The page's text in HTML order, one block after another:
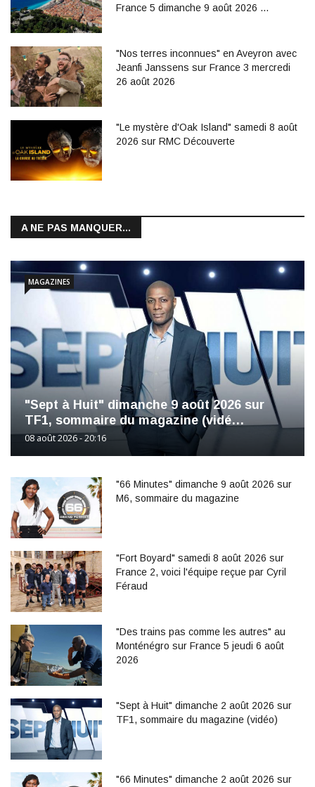
France 5 dimanche 9 août 2026 …
"Nos terres inconnues" en Aveyron avec
Jeanfi Janssens sur France 3 mercredi
26 août 2026
"Le mystère d'Oak Island" samedi 8 août
2026 sur RMC Découverte
A NE PAS MANQUER...
"Sept à Huit" dimanche 9 août 2026 sur
TF1, sommaire du magazine (vidé…
08 août 2026 - 20:16
MAGAZINES
"66 Minutes" dimanche 9 août 2026 sur
M6, sommaire du magazine
"Fort Boyard" samedi 8 août 2026 sur
France 2, voici l'équipe reçue par Cyril
Féraud
"Des trains pas comme les autres" au
Monténégro sur France 5 jeudi 6 août
2026
"Sept à Huit" dimanche 2 août 2026 sur
TF1, sommaire du magazine (vidéo)
"66 Minutes" dimanche 2 août 2026 sur